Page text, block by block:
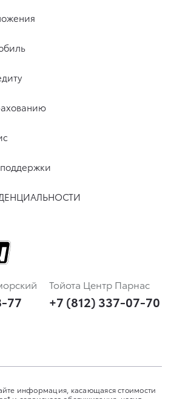
77
Тойота Центр Парнас
+7 (812) 337-07-70
информация, касающаяся стоимости